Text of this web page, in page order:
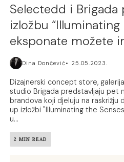
Selectedd i Brigada
izložbu “Illuminating
eksponate možete
Dina Dončević 25.05.2023.
Dizajnerski concept store,
studio Brigada predstavljaju pet
brandova koji djeluju na
up izložbi "Illuminating the
u...
2 MIN READ